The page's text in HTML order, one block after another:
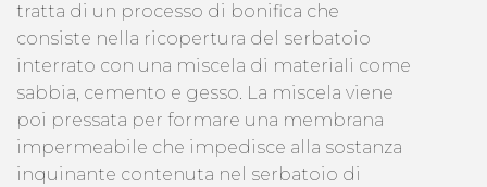
tratta di un processo di bonifica che
consiste nella ricopertura del serbatoio
interrato con una miscela di materiali come
sabbia, cemento e gesso. La miscela viene
poi pressata per formare una membrana
impermeabile che impedisce alla sostanza
inquinante contenuta nel serbatoio di